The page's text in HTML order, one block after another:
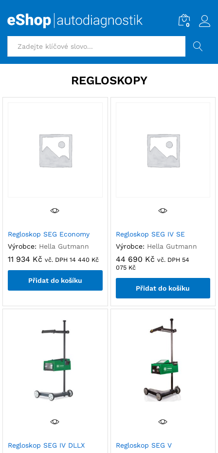
0
REGLOSKOPY
Regloskop SEG Economy
Výrobce: Hella Gutmann
11 934 Kč vč. DPH 14 440 Kč
Přidat do košíku
Regloskop SEG IV SE
Výrobce: Hella Gutmann
44 690 Kč vč. DPH 54
075 Kč
Přidat do košíku
Regloskop SEG IV DLLX
Regloskop SEG V